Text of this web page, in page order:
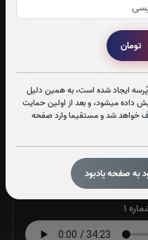
ایجاد شده است، به همین دلیل
داده میشود، و بعد از اولین حمایت
خواهد شد و مستقیما وارد صفحه
به صفحه یادبود
0بار
0بار
جزء 27
0بار
0بار
1